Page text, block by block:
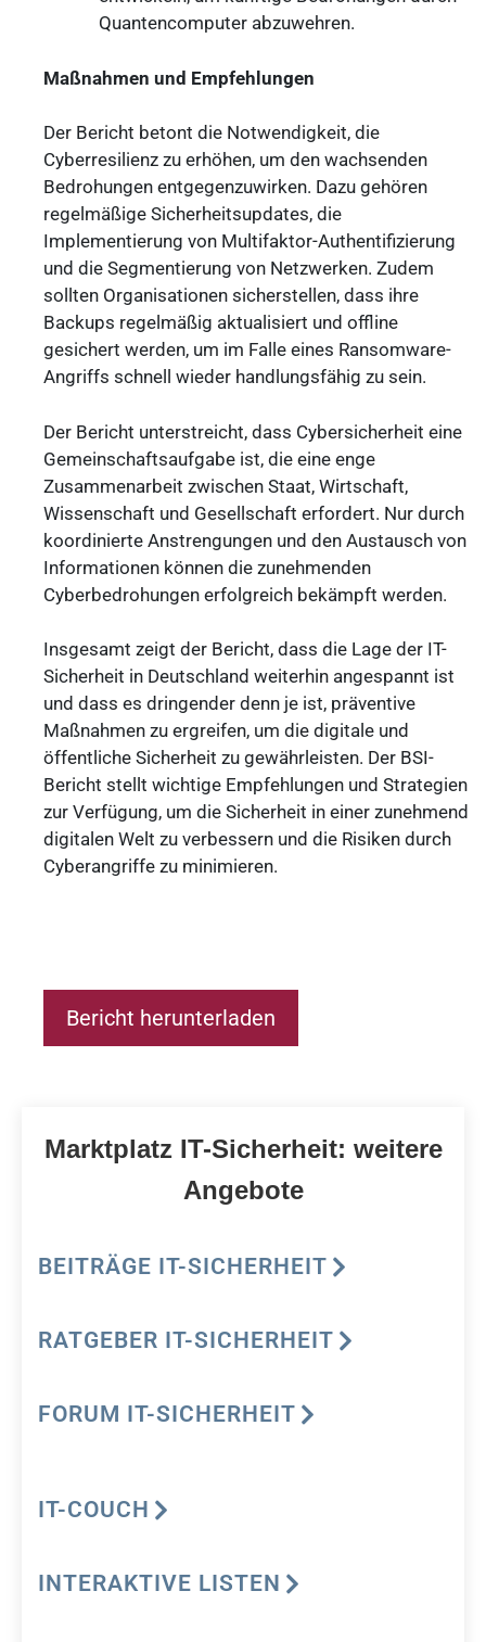
Quantencomputer abzuwehren.
Maßnahmen und Empfehlungen
Der Bericht betont die Notwendigkeit, die
Cyberresilienz zu erhöhen, um den wachsenden
Bedrohungen entgegenzuwirken. Dazu gehören
regelmäßige Sicherheitsupdates, die
Implementierung von Multifaktor-Authentifizierung
und die Segmentierung von Netzwerken. Zudem
sollten Organisationen sicherstellen, dass ihre
Backups regelmäßig aktualisiert und offline
gesichert werden, um im Falle eines Ransomware-
Angriffs schnell wieder handlungsfähig zu sein.
Der Bericht unterstreicht, dass Cybersicherheit eine
Gemeinschaftsaufgabe ist, die eine enge
Zusammenarbeit zwischen Staat, Wirtschaft,
Wissenschaft und Gesellschaft erfordert. Nur durch
koordinierte Anstrengungen und den Austausch von
Informationen können die zunehmenden
Cyberbedrohungen erfolgreich bekämpft werden.
Insgesamt zeigt der Bericht, dass die Lage der IT-
Sicherheit in Deutschland weiterhin angespannt ist
und dass es dringender denn je ist, präventive
Maßnahmen zu ergreifen, um die digitale und
öffentliche Sicherheit zu gewährleisten. Der BSI-
Bericht stellt wichtige Empfehlungen und Strategien
zur Verfügung, um die Sicherheit in einer zunehmend
digitalen Welt zu verbessern und die Risiken durch
Cyberangriffe zu minimieren.
Bericht herunterladen
Marktplatz IT-Sicherheit: weitere
Angebote
BEITRÄGE IT-SICHERHEIT
RATGEBER IT-SICHERHEIT
FORUM IT-SICHERHEIT
IT-COUCH
INTERAKTIVE LISTEN